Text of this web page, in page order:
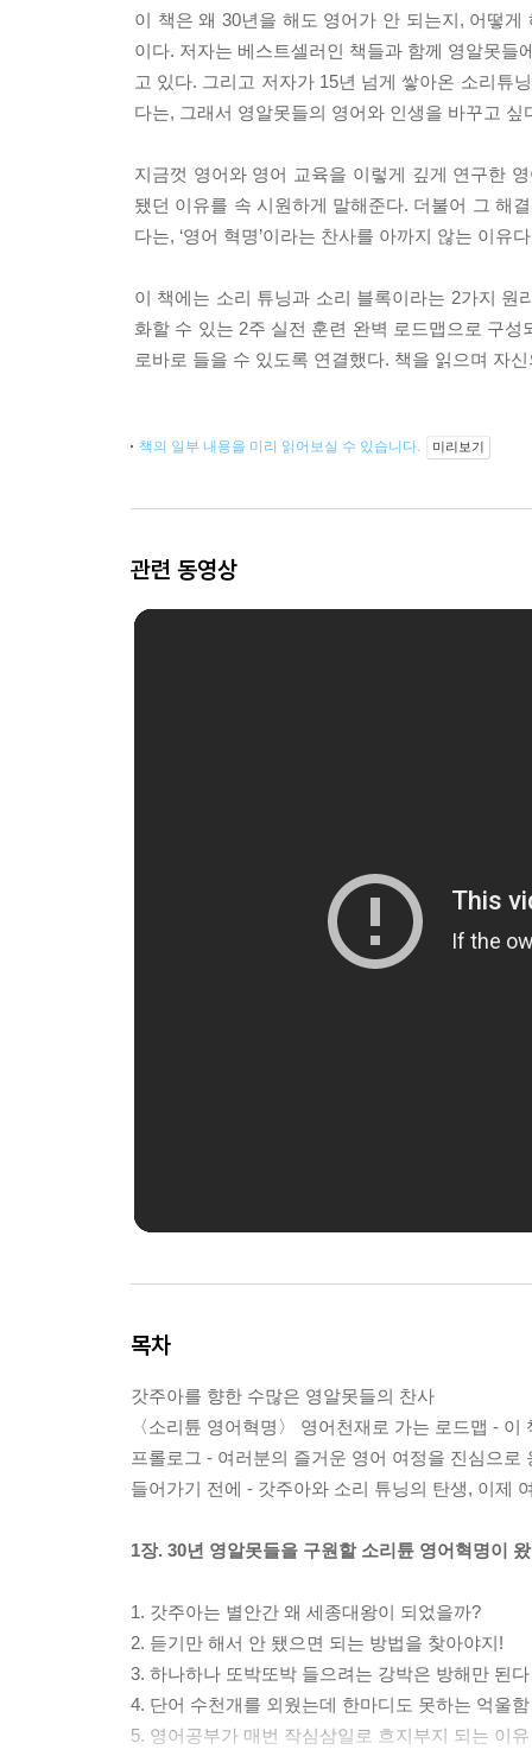
이 책은 왜 30년을 해도 영어가 안 되는지, 어떻
이다. 저자는 베스트셀러인 책들과 함께 영알못
고 있다. 그리고 저자가 15년 넘게 쌓아온 소리튜
다는, 그래서 영알못들의 영어와 인생을 바꾸고
지금껏 영어와 영어 교육을 이렇게 깊게 연구한
됐던 이유를 속 시원하게 말해준다. 더불어 그 해결
다는, ‘영어 혁명’이라는 찬사를 아까지 않는 이유
이 책에는 소리 튜닝과 소리 블록이라는 2가지
화할 수 있는 2주 실전 훈련 완벽 로드맵으로 구
로바로 들을 수 있도록 연결했다. 책을 읽으며 자
책의 일부 내용을 미리 읽어보실 수 있습니다. 미리보기
관련 동영상
목차
갓주아를 향한 수많은 영알못들의 찬사
〈소리튠 영어혁명〉 영어천재로 가는 로드맵 - 이
프롤로그 - 여러분의 즐거운 영어 여정을 진심으로
들어가기 전에 - 갓주아와 소리 튜닝의 탄생, 이제
1장. 30년 영알못들을 구원할 소리튠 영어혁명이
1. 갓주아는 별안간 왜 세종대왕이 되었을까?
2. 듣기만 해서 안 됐으면 되는 방법을 찾아야지!
3. 하나하나 또박또박 들으려는 강박은 방해만 된다
4. 단어 수천개를 외웠는데 한마디도 못하는 억울함
5. 영어공부가 매번 작심삼일로 흐지부지 되는 이유